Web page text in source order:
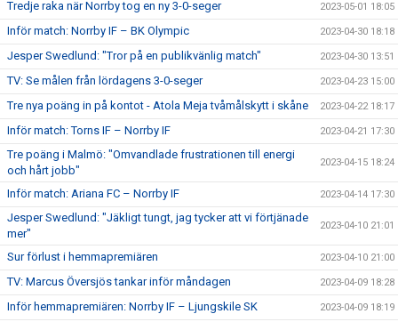
Tredje raka när Norrby tog en ny 3-0-seger 2023-05-01 18:05
Inför match: Norrby IF – BK Olympic 2023-04-30 18:18
Jesper Swedlund: "Tror på en publikvänlig match" 2023-04-30 13:51
TV: Se målen från lördagens 3-0-seger 2023-04-23 15:00
Tre nya poäng in på kontot - Atola Meja tvåmålskytt i skåne 2023-04-22 18:17
Inför match: Torns IF – Norrby IF 2023-04-21 17:30
Tre poäng i Malmö: "Omvandlade frustrationen till energi
och hårt jobb"
2023-04-15 18:24
Inför match: Ariana FC – Norrby IF 2023-04-14 17:30
Jesper Swedlund: "Jäkligt tungt, jag tycker att vi förtjänade
mer"
2023-04-10 21:01
Sur förlust i hemmapremiären 2023-04-10 21:00
TV: Marcus Översjös tankar inför måndagen 2023-04-09 18:28
Inför hemmapremiären: Norrby IF – Ljungskile SK 2023-04-09 18:19